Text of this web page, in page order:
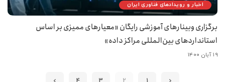
اخبار و رویدادهای فناوری ایران
برگزاری وبینارهای آموزشی رایگان «معیارهای ممیزی بر اساس
استانداردهای بین‌المللی مراکز داده»
۱۹ آبان ۱۴۰۰